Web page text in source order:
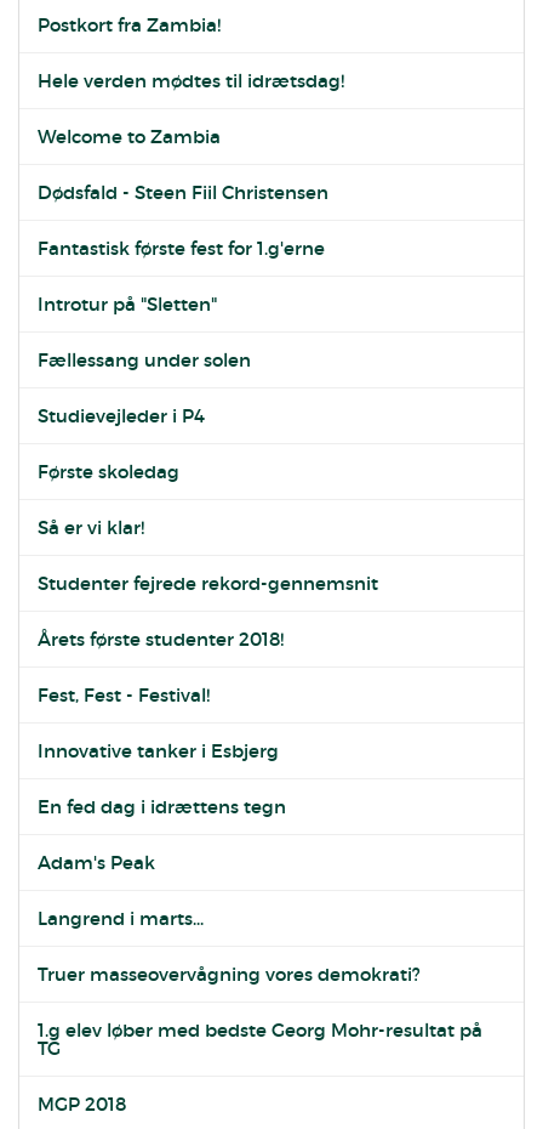
Postkort fra Zambia!
Hele verden mødtes til idrætsdag!
Welcome to Zambia
Dødsfald - Steen Fiil Christensen
Fantastisk første fest for 1.g'erne
Introtur på "Sletten"
Fællessang under solen
Studievejleder i P4
Første skoledag
Så er vi klar!
Studenter fejrede rekord-gennemsnit
Årets første studenter 2018!
Fest, Fest - Festival!
Innovative tanker i Esbjerg
En fed dag i idrættens tegn
Adam's Peak
Langrend i marts...
Truer masseovervågning vores demokrati?
1.g elev løber med bedste Georg Mohr-resultat på
TG
MGP 2018